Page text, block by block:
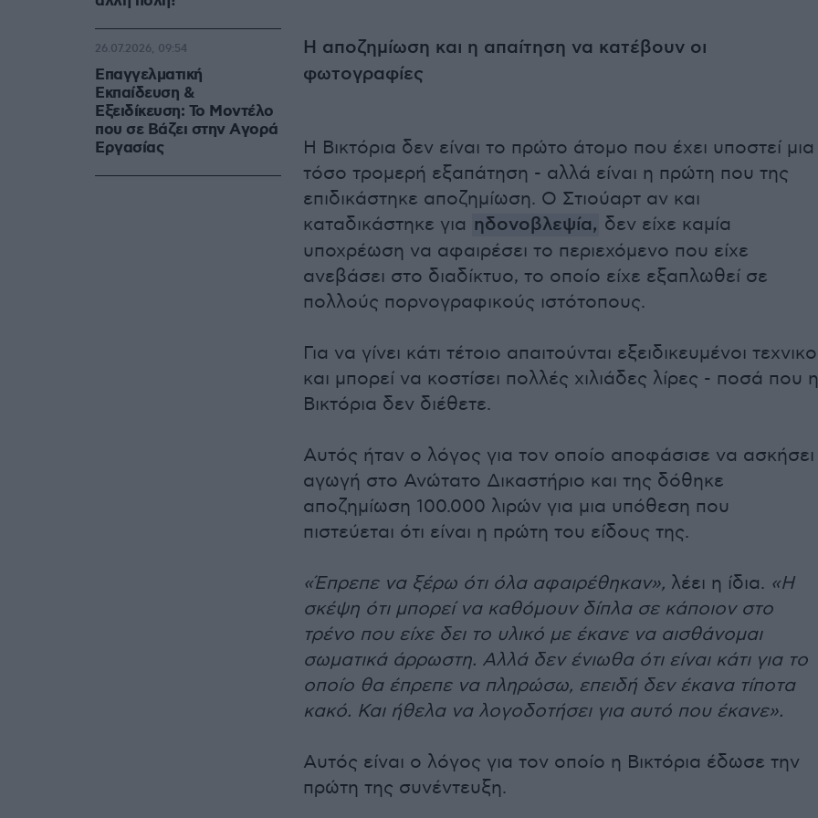
Η αποζημίωση και η απαίτηση να κατέβουν οι
φωτογραφίες
Η Βικτόρια δεν είναι το πρώτο άτομο που έχει υποστεί μια
τόσο τρομερή εξαπάτηση - αλλά είναι η πρώτη που της
επιδικάστηκε αποζημίωση. Ο Στιούαρτ αν και
καταδικάστηκε για ηδονοβλεψία, δεν είχε καμία
υποχρέωση να αφαιρέσει το περιεχόμενο που είχε
ανεβάσει στο διαδίκτυο, το οποίο είχε εξαπλωθεί σε
πολλούς πορνογραφικούς ιστότοπους.
Για να γίνει κάτι τέτοιο απαιτούνται εξειδικευμένοι
και μπορεί να κοστίσει πολλές χιλιάδες λίρες - ποσά που η
Βικτόρια δεν διέθετε.
Αυτός ήταν ο λόγος για τον οποίο αποφάσισε να ασκήσει
αγωγή στο Ανώτατο Δικαστήριο και της δόθηκε
αποζημίωση 100.000 λιρών για μια υπόθεση που
πιστεύεται ότι είναι η πρώτη του είδους της.
«Έπρεπε να ξέρω ότι όλα αφαιρέθηκαν», λέει η ίδια. «Η
σκέψη ότι μπορεί να καθόμουν δίπλα σε κάποιον στο
τρένο που είχε δει το υλικό με έκανε να αισθάνομαι
σωματικά άρρωστη. Αλλά δεν ένιωθα ότι είναι κάτι για το
οποίο θα έπρεπε να πληρώσω, επειδή δεν έκανα τίποτα
κακό. Και ήθελα να λογοδοτήσει για αυτό που έκανε».
Αυτός είναι ο λόγος για τον οποίο η Βικτόρια έδωσε την
πρώτη της συνέντευξη.
Επαγγελματική
Εκπαίδευση &
Εξειδίκευση: Το Mοντέλο
που σε Bάζει στην Aγορά
Eργασίας
26.07.2026, 09:54